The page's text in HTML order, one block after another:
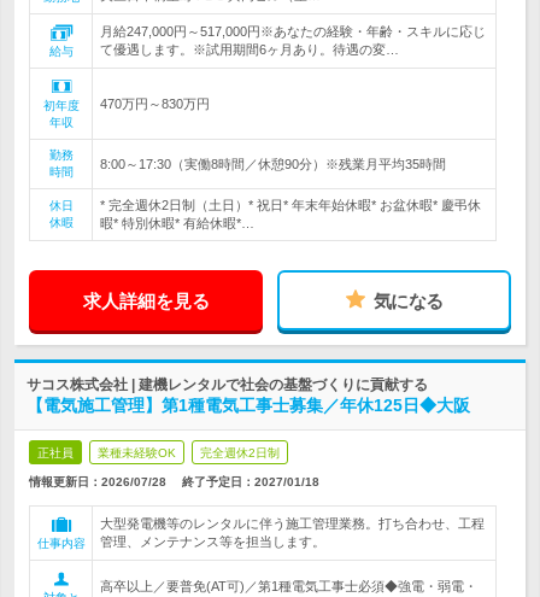
給与
月給247,000円～517,000円※あなたの経験・年齢・スキルに応じ
て優遇します。※試用期間6ヶ月あり。待遇の変…
初年度
年収
470万円～830万円
勤務
時間
8:00～17:30（実働8時間／休憩90分）※残業月平均35時間
休日
休暇
* 完全週休2日制（土日）* 祝日* 年末年始休暇* お盆休暇* 慶弔休
暇* 特別休暇* 有給休暇*…
求人詳細を見る 気になる
サコス株式会社 | 建機レンタルで社会の基盤づくりに貢献する
【電気施工管理】第1種電気工事士募集／年休125日◆大阪
正社員 業種未経験OK 完全週休2日制
情報更新日：2026/07/28 終了予定日： 2027/01/18
仕事内容
大型発電機等のレンタルに伴う施工管理業務。打ち合わせ、工程
管理、メンテナンス等を担当します。
高卒以上／要普免(AT可)／第1種電気工事士必須◆強電・弱電・